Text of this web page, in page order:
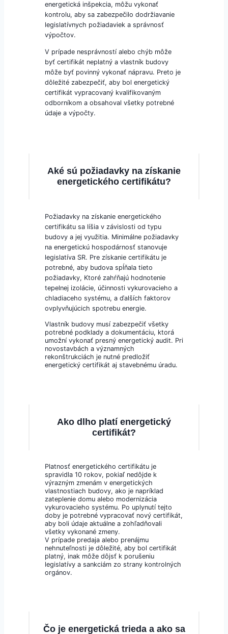
energetická inšpekcia, môžu vykonať
kontrolu, aby sa zabezpečilo dodržiavanie
legislatívnych požiadaviek a správnosť
výpočtov.
V prípade nesprávností alebo chýb môže
byť certifikát neplatný a vlastník budovy
môže byť povinný vykonať nápravu. Preto je
dôležité zabezpečiť, aby bol energetický
certifikát vypracovaný kvalifikovaným
odborníkom a obsahoval všetky potrebné
údaje a výpočty.
Aké sú požiadavky na získanie
energetického certifikátu?
Požiadavky na získanie energetického
certifikátu sa líšia v závislosti od typu
budovy a jej využitia. Minimálne požiadavky
na energetickú hospodárnosť stanovuje
legislatíva SR. Pre získanie certifikátu je
potrebné, aby budova spĺňala tieto
požiadavky, Ktoré zahŕňajú hodnotenie
tepelnej izolácie, účinnosti vykurovacieho a
chladiaceho systému, a ďalších faktorov
ovplyvňujúcich spotrebu energie.
Vlastník budovy musí zabezpečiť všetky
potrebné podklady a dokumentáciu, ktorá
umožní vykonať presný energetický audit. Pri
novostavbách a významných
rekonštrukciách je nutné predložiť
energetický certifikát aj stavebnému úradu.
Ako dlho platí energetický
certifikát?
Platnosť energetického certifikátu je
spravidla 10 rokov, pokiaľ nedôjde k
výrazným zmenám v energetických
vlastnostiach budovy, ako je napríklad
zateplenie domu alebo modernizácia
vykurovacieho systému. Po uplynutí tejto
doby je potrebné vypracovať nový certifikát,
aby boli údaje aktuálne a zohľadňovali
všetky vykonané zmeny.
V prípade predaja alebo prenájmu
nehnuteľnosti je dôležité, aby bol certifikát
platný, inak môže dôjsť k porušeniu
legislatívy a sankciám zo strany kontrolných
orgánov.
Čo je energetická trieda a ako sa